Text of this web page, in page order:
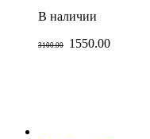
В наличии
3100.00 1550.00